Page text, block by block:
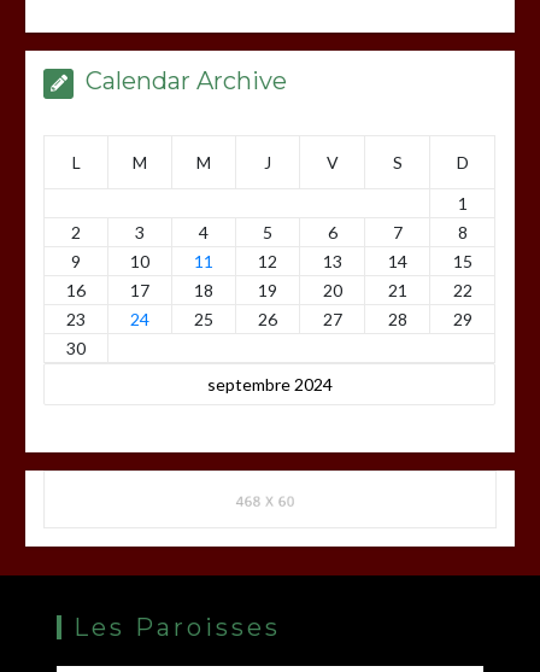
Calendar Archive
septembre 2024
L M M J V S
D
1
2
3 4 5 6 7
8
9
10 11 12 13 14
15
16
17 18 19 20 21
22
23
24 25 26 27 28
29
30
Les Paroisses